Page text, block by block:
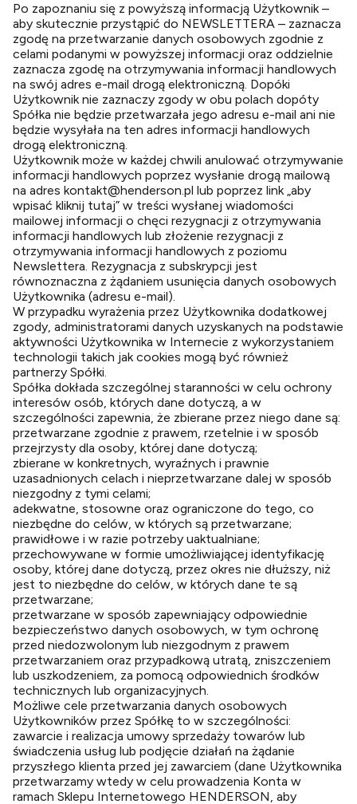
Po zapoznaniu się z powyższą informacją Użytkownik –
aby skutecznie przystąpić do NEWSLETTERA – zaznacza
zgodę na przetwarzanie danych osobowych zgodnie z
celami podanymi w powyższej informacji oraz oddzielnie
zaznacza zgodę na otrzymywania informacji handlowych
na swój adres e-mail drogą elektroniczną. Dopóki
Użytkownik nie zaznaczy zgody w obu polach dopóty
Spółka nie będzie przetwarzała jego adresu e-mail ani nie
będzie wysyłała na ten adres informacji handlowych
drogą elektroniczną.
Użytkownik może w każdej chwili anulować otrzymywanie
informacji handlowych poprzez wysłanie drogą mailową
na adres kontakt@henderson.pl lub poprzez link „aby
wpisać kliknij tutaj” w treści wysłanej wiadomości
mailowej informacji o chęci rezygnacji z otrzymywania
informacji handlowych lub złożenie rezygnacji z
otrzymywania informacji handlowych z poziomu
Newslettera. Rezygnacja z subskrypcji jest
równoznaczna z żądaniem usunięcia danych osobowych
Użytkownika (adresu e-mail).
W przypadku wyrażenia przez Użytkownika dodatkowej
zgody, administratorami danych uzyskanych na podstawie
aktywności Użytkownika w Internecie z wykorzystaniem
technologii takich jak cookies mogą być również
partnerzy Spółki.
Spółka dokłada szczególnej staranności w celu ochrony
interesów osób, których dane dotyczą, a w
szczególności zapewnia, że zbierane przez niego dane są:
przetwarzane zgodnie z prawem, rzetelnie i w sposób
przejrzysty dla osoby, której dane dotyczą;
zbierane w konkretnych, wyraźnych i prawnie
uzasadnionych celach i nieprzetwarzane dalej w sposób
niezgodny z tymi celami;
adekwatne, stosowne oraz ograniczone do tego, co
niezbędne do celów, w których są przetwarzane;
prawidłowe i w razie potrzeby uaktualniane;
przechowywane w formie umożliwiającej identyfikację
osoby, której dane dotyczą, przez okres nie dłuższy, niż
jest to niezbędne do celów, w których dane te są
przetwarzane;
przetwarzane w sposób zapewniający odpowiednie
bezpieczeństwo danych osobowych, w tym ochronę
przed niedozwolonym lub niezgodnym z prawem
przetwarzaniem oraz przypadkową utratą, zniszczeniem
lub uszkodzeniem, za pomocą odpowiednich środków
technicznych lub organizacyjnych.
Możliwe cele przetwarzania danych osobowych
Użytkowników przez Spółkę to w szczególności:
zawarcie i realizacja umowy sprzedaży towarów lub
świadczenia usług lub podjęcie działań na żądanie
przyszłego klienta przed jej zawarciem (dane Użytkownika
przetwarzamy wtedy w celu prowadzenia Konta w
ramach Sklepu Internetowego HENDERSON, aby